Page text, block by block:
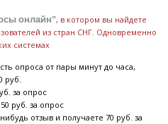
онлайн", в котором вы найдете
из стран СНГ. Одновременно
системах
опроса от пары минут до часа,
руб.
за опрос
руб. за опрос
отзыв и получаете 70 руб. за